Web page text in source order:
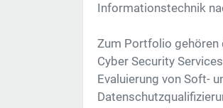
Informationstechnik
Zum Portfolio gehören
Cyber Security Services
Evaluierung von Soft-